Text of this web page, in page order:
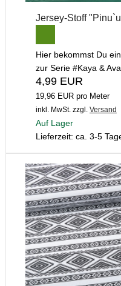
Jersey-Stoff
Hier bekommst Du
zur Serie #Kaya &
4,99 EUR
19,96 EUR pro Meter
inkl. MwSt. zzgl. Versand
Auf Lager
Lieferzeit: ca. 3-5